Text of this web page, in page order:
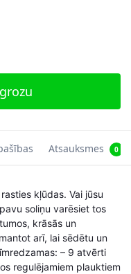
Atsauksmes 0
kļūdas. Vai jūsu
soliņu varēsiet tos
krāsās un
arī, lai sēdētu un
– 9 atvērti
regulējamiem plauktiem